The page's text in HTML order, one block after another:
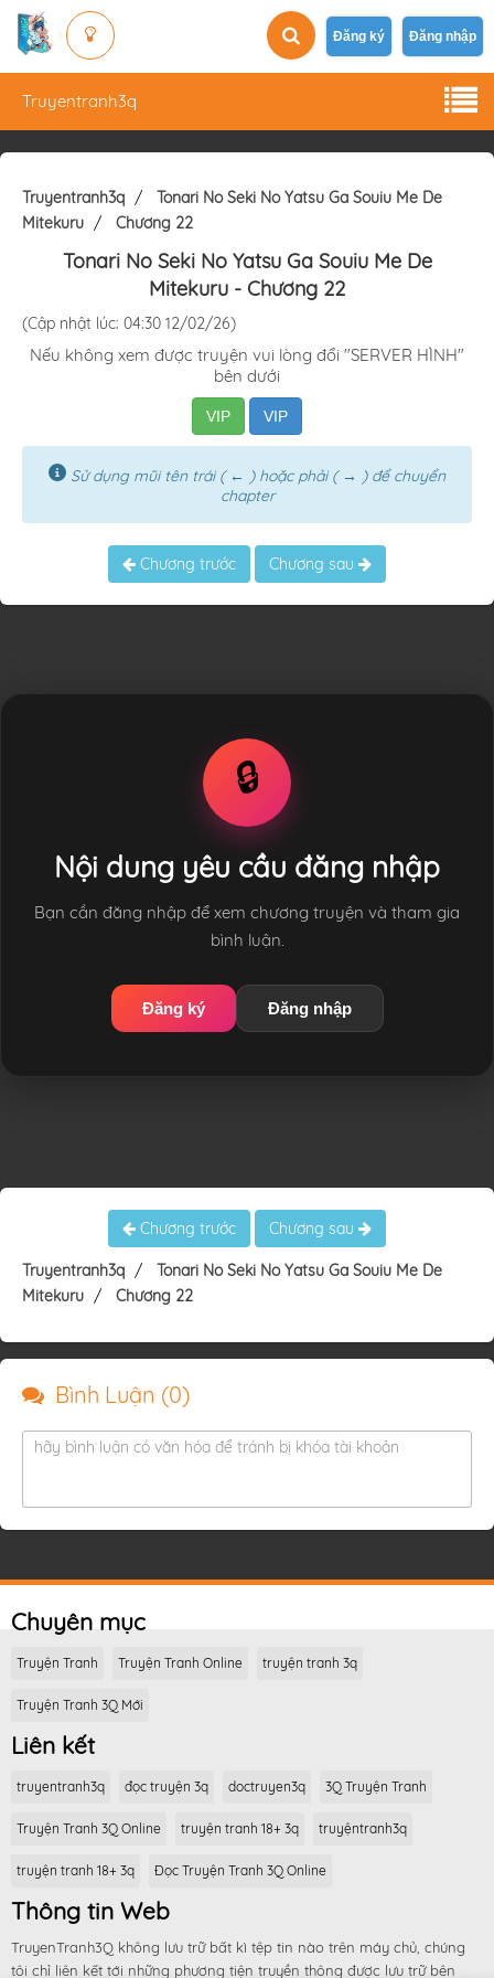
Đăng ký Đăng nhập
Truyentranh3q
Truyentranh3q
Tonari No Seki No Yatsu Ga Souiu Me De
Mitekuru
Chương 22
Tonari No Seki No Yatsu Ga Souiu Me De
Mitekuru - Chương 22
(Cập nhật lúc: 04:30 12/02/26)
Nếu không xem được truyện vui lòng đổi "SERVER HÌNH"
bên dưới
VIP VIP
Sử dụng mũi tên trái ( ← ) hoặc phải ( → ) để chuyển
chapter
Chương trước Chương sau
🔒
Nội dung yêu cầu đăng nhập
Bạn cần đăng nhập để xem chương truyện và tham gia
bình luận.
Đăng ký Đăng nhập
Chương trước Chương sau
Truyentranh3q
Tonari No Seki No Yatsu Ga Souiu Me De
Mitekuru
Chương 22
Bình Luận (0)
hãy bình luận có văn hóa để tránh bị khóa tài khoản
Chuyên mục
Truyện Tranh Truyện Tranh Online truyện tranh 3q
Truyện Tranh 3Q Mới
Liên kết
truyentranh3q đọc truyện 3q doctruyen3q 3Q Truyện Tranh
Truyện Tranh 3Q Online truyện tranh 18+ 3q truyệntranh3q
truyện tranh 18+ 3q Đọc Truyện Tranh 3Q Online
Thông tin Web
TruyenTranh3Q không lưu trữ bất kì tệp tin nào trên máy chủ, chúng
tôi chỉ liên kết tới những phương tiện truyền thông được lưu trữ bên